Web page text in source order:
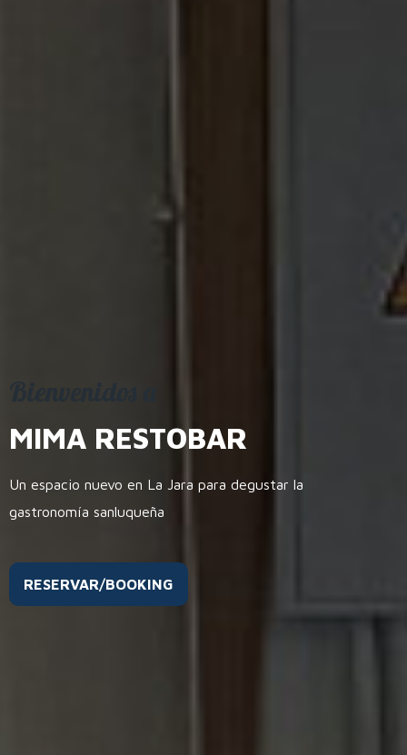
MIMA RESTOBAR
Un espacio nuevo en La Jara para degustar la
gastronomía sanluqueña
RESERVAR/BOOKING